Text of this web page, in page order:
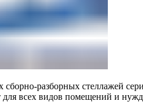
сборно-разборных стеллажей
для всех видов помещений и